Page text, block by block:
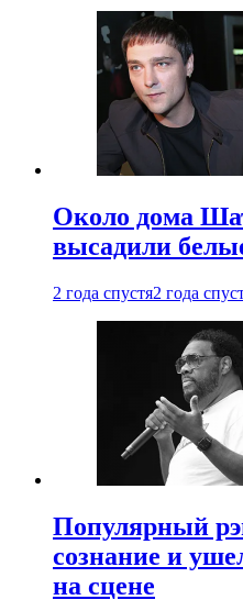
Около дома
высадили
2 года спустя2 года
Популярный
сознание и
на сцене